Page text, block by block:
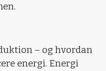
– og hvordan
energi. Energi